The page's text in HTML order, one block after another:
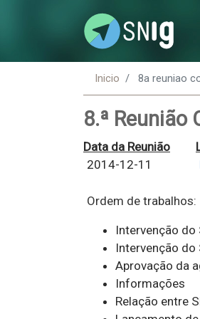
Inicio 8a reuniao
8.ª Reunião
Data da Reunião
2014-12-11
Ordem de trabalhos:
Intervenção do
Intervenção do
Aprovação da
Informações
Relação entre